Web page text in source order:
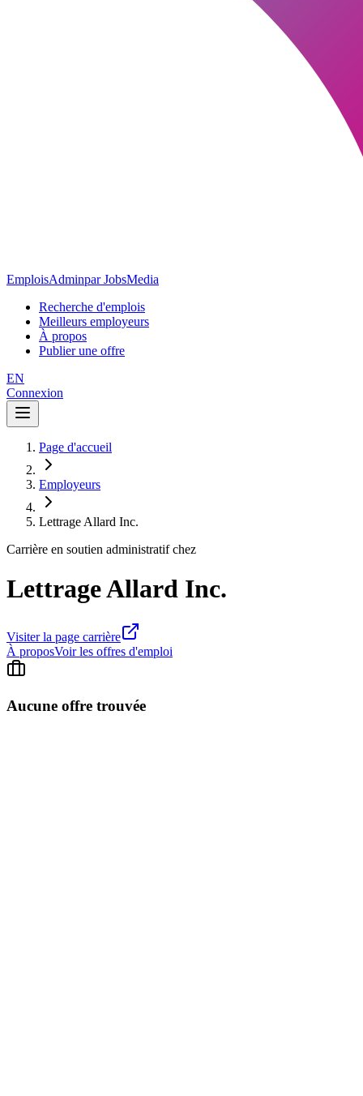
EmploisAdminpar JobsMedia
Recherche d'emplois
Meilleurs employeurs
À propos
Publier une offre
EN
Connexion
Page d'accueil
Employeurs
Lettrage Allard Inc.
Carrière en soutien administratif chez
Lettrage Allard Inc.
Visiter la page carrière
À proposVoir les offres d'emploi
Aucune offre trouvée